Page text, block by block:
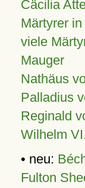
Cäcilia
Märtyrer
viele
Mauger
Nathäus
Palladius
Reginald
Wilhelm
• neu:
Fulton